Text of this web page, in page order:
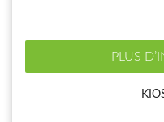
PLUS